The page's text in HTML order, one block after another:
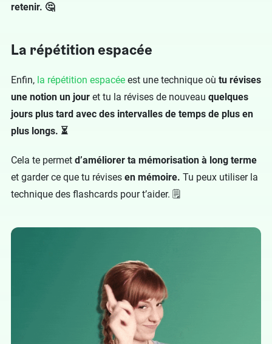
retenir. 🤔
La répétition espacée
Enfin, la répétition espacée est une technique où tu révises
une notion un jour et tu la révises de nouveau quelques
jours plus tard avec des intervalles de temps de plus en
plus longs. ⏳
Cela te permet d’améliorer ta mémorisation à long terme
et garder ce que tu révises en mémoire. Tu peux utiliser la
technique des flashcards pour t’aider. 🗒️